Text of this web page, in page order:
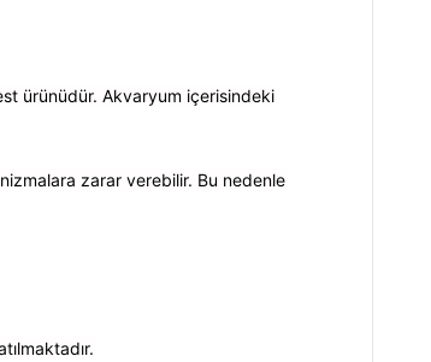
ürünüdür. Akvaryum içerisindeki
zarar verebilir. Bu nedenle